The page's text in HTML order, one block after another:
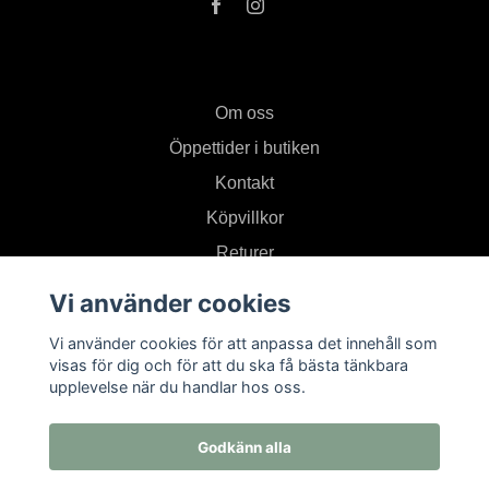
Om oss
Öppettider i butiken
Kontakt
Köpvillkor
Returer
Prenumerera på vårt nyhetsbrev
Vi använder cookies
Vi använder cookies för att anpassa det innehåll som
visas för dig och för att du ska få bästa tänkbara
upplevelse när du handlar hos oss.
Godkänn alla